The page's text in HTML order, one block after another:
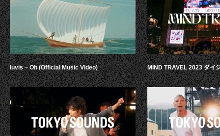
luvis – Oh (Official Music Video) MIND TRAVEL 2023 ダイ